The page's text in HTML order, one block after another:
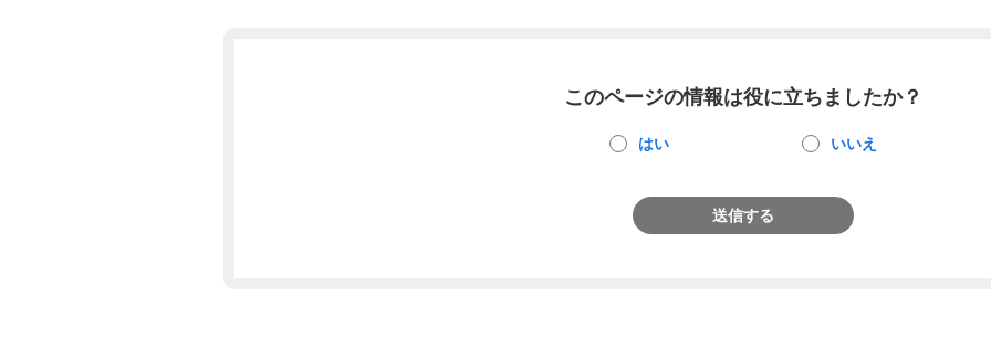
このページの情報は役に立ちましたか？
はい いいえ
送信する